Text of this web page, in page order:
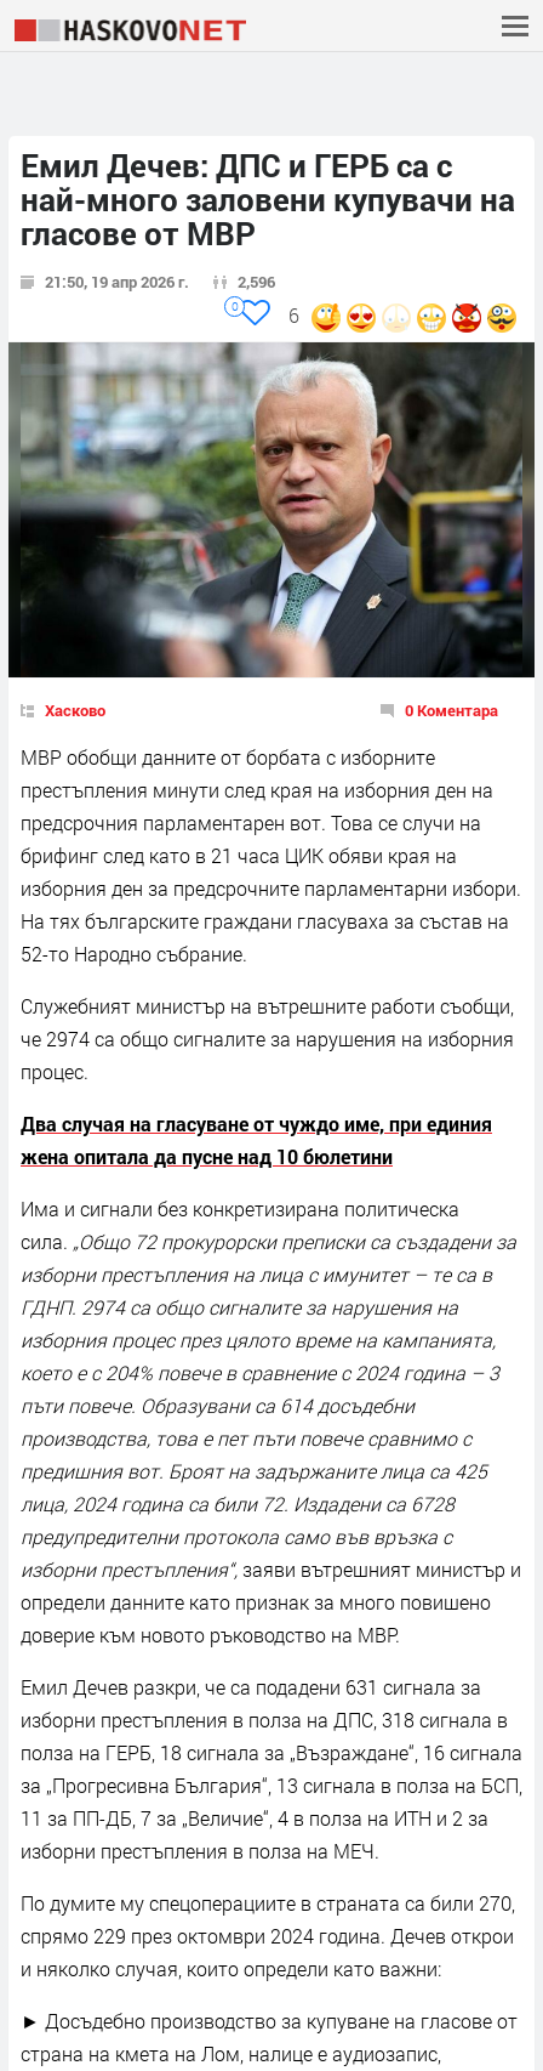
Емил Дечев: ДПС и ГЕРБ са с
най-много заловени купувачи на
гласове от МВР
21:50, 19 апр 2026 г. 2,596
6
0
Хасково 0 Коментара
МВР обобщи данните от борбата с изборните
престъпления минути след края на изборния ден на
предсрочния парламентарен вот. Това се случи на
брифинг след като в 21 часа ЦИК обяви края на
изборния ден за предсрочните парламентарни избори.
На тях българските граждани гласуваха за състав на
52-то Народно събрание.
Служебният министър на вътрешните работи съобщи,
че 2974 са общо сигналите за нарушения на изборния
процес.
Два случая на гласуване от чуждо име, при единия
жена опитала да пусне над 10 бюлетини
Има и сигнали без конкретизирана политическа
сила. „Общо 72 прокурорски преписки са създадени за
изборни престъпления на лица с имунитет – те са в
ГДНП. 2974 са общо сигналите за нарушения на
изборния процес през цялото време на кампанията,
което е с 204% повече в сравнение с 2024 година – 3
пъти повече. Образувани са 614 досъдебни
производства, това е пет пъти повече сравнимо с
предишния вот. Броят на задържаните лица са 425
лица, 2024 година са били 72. Издадени са 6728
предупредителни протокола само във връзка с
изборни престъпления“, заяви вътрешният министър и
определи данните като признак за много повишено
доверие към новото ръководство на МВР.
Емил Дечев разкри, че са подадени 631 сигнала за
изборни престъпления в полза на ДПС, 318 сигнала в
полза на ГЕРБ, 18 сигнала за „Възраждане“, 16 сигнала
за „Прогресивна България“, 13 сигнала в полза на БСП,
11 за ПП-ДБ, 7 за „Величие“, 4 в полза на ИТН и 2 за
изборни престъпления в полза на МЕЧ.
По думите му спецоперациите в страната са били 270,
спрямо 229 през октомври 2024 година. Дечев открои
и няколко случая, които определи като важни:
► Досъдебно производство за купуване на гласове от
страна на кмета на Лом, налице е аудиозапис,